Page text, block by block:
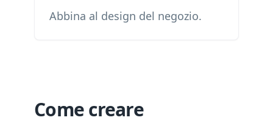
Abbina al design del negozio.
Come creare